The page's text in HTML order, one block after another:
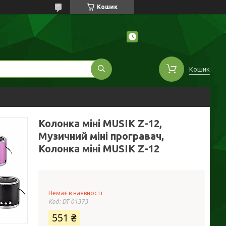
Кошик
Кошик
Колонка міні MUSIK Z-12,
Музичний міні програвач,
Колонка міні MUSIK Z-12
Немає в наявності
Код: DT 01373
551 ₴